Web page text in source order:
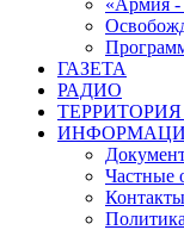
«Армия -
ГАЗЕТА
РАДИО
Частные
Контакты